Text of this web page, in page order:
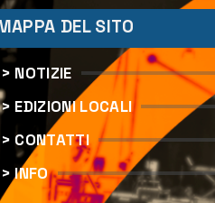
DEL SITO
> NOTIZIE
> EDIZIONI LOCALI
> CONTATTI
> INFO